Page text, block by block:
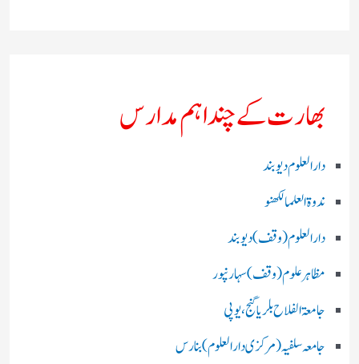
بھارت کے چند اہم مدارس
دارالعلوم دیوبند
ندوۃالعلما لکھنو
دارالعلوم (وقف)دیوبند
مظاہرعلوم (وقف)سہارنپور
جامعۃ الفلاح بلریاگنج،یوپی
جامعہ سلفیہ(مرکزی دارالعلوم )بنارس